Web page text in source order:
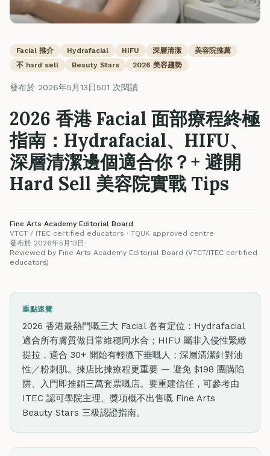
Facial 推介 Hydrafacial HIFU 深層清潔
美容院推薦
不 hard sell
Beauty Stars 2026 美容趨勢
發布於 2026年5月13日501 次閱讀
2026 香港 Facial 面部療程終極
指南：Hydrafacial、HIFU、
深層清潔邊個適合你？+ 避開
Hard Sell 美容院實戰 Tips
Fine Arts Academy Editorial Board·
VTCT / ITEC certified educators · TQUK approved centre·
發布於 2026年5月13日 ·
Reviewed by Fine Arts Academy Editorial Board (VTCT/ITEC certified
educators)
重點速覽
2026 香港最熱門嘅三大 Facial 各有定位：Hydrafacial
適合所有膚質做日常維穩同水合；HIFU 屬非入侵性緊緻
提拉，適合 30+ 開始有輕微下垂嘅人；深層清潔針對油
性／粉刺肌。揀店比揀療程更重要 — 避免 $198 團購陷
阱、入門即推銷三萬套票嘅店。要重建信任，可參考由
ITEC 認可學院主理、獎項概不出售嘅 Fine Arts
Beauty Stars 三級認證指南。